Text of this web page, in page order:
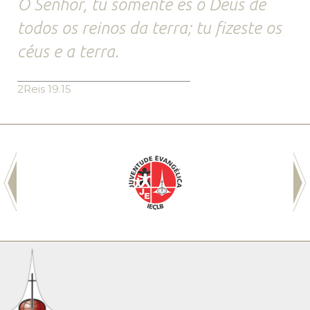
Ó Senhor, tu somente és o Deus de
todos os reinos da terra; tu fizeste os
céus e a terra.
2Reis 19.15